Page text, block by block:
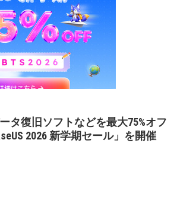
タ復旧ソフトなどを最大75%オフ
2026 新学期セール」を開催